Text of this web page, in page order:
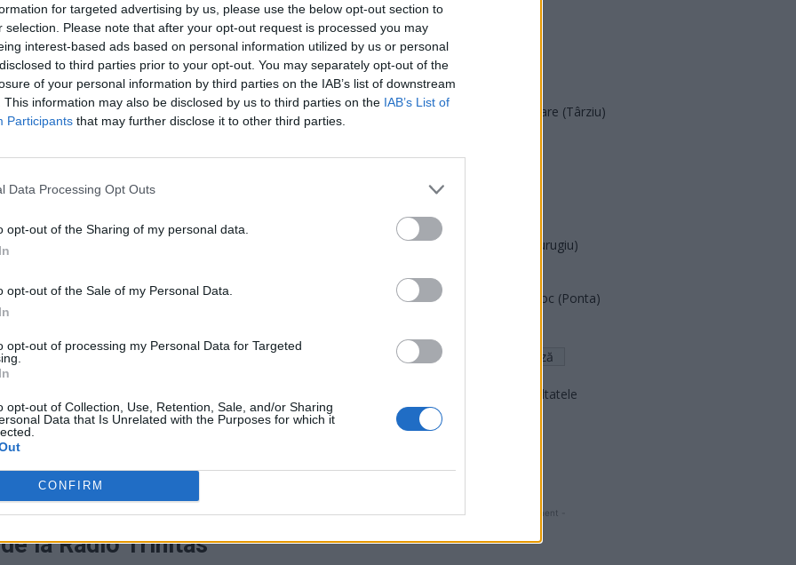
for targeted advertising by us, please use the below opt-out section to
selection. Please note that after your opt-out request is processed you may
interest-based ads based on personal information utilized by us or personal
to third parties prior to your opt-out. You may separately opt-out of the
of your personal information by third parties on the IAB’s list of downstream
This information may also be disclosed by us to third parties on the IAB’s List of
Participants that may further disclose it to other third parties.
Data Processing Opt Outs
opt-out of the Sharing of my personal data.
opt-out of the Sale of my Personal Data.
opt-out of processing my Personal Data for Targeted
opt-out of Collection, Use, Retention, Sale, and/or Sharing
Data that Is Unrelated with the Purposes for which it
CONFIRM
nu i-a atras în niciun fel atenția. Este absolut
a abordat aceste lucruri”.
al său, preotul Răducă a emis multe alte
și despre relația dintre o tânără și un
de afirmațiile preotului, inclusiv reprezentanții
Universității București, Mircea Dumitru, a cerut
de prodecan.
Trinitas, și a fost reclamată de ascultători.
gest de a pune la îndoială spusele preotului Vasile
la Facultatea de Teologie, deci îi este student
la Radio Trinitas
SENS
SOS (Șoșoacă)
POT (Gavrilă)
PACE (Peia)
Acțiunea Conservatoare (Târziu)
PNȚCD (Pavelescu)
PNCR (Terheș)
Partidul Patrioților (Surugiu)
România pe Primul Loc (Ponta)
Arată rezultatele
Arhiva sondajelor
- Advertisment -